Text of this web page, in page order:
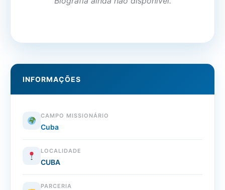
INFORMAÇÕES
CAMPO MISSIONÁRIO
Cuba
LOCALIDADE
CUBA
PARCERIA